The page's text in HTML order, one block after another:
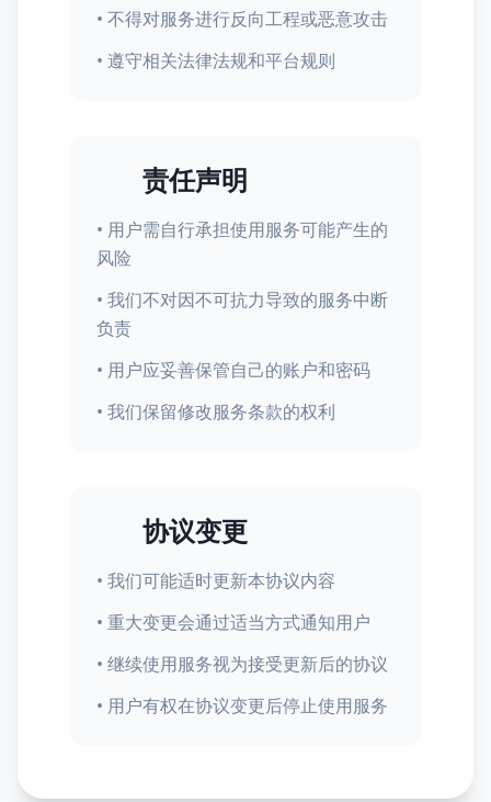
• 不得对服务进行反向工程或恶意攻击
• 遵守相关法律法规和平台规则
责任声明
• 用户需自行承担使用服务可能产生的
风险
• 我们不对因不可抗力导致的服务中断
负责
• 用户应妥善保管自己的账户和密码
• 我们保留修改服务条款的权利
协议变更
• 我们可能适时更新本协议内容
• 重大变更会通过适当方式通知用户
• 继续使用服务视为接受更新后的协议
• 用户有权在协议变更后停止使用服务